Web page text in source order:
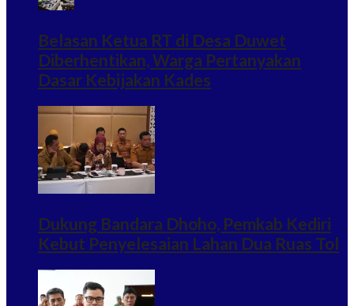
Belasan Ketua RT di Desa Duwet
Diberhentikan, Warga Pertanyakan
Dasar Kebijakan Kades
Dukung Bandara Dhoho, Pemkab Kediri
Kebut Penyelesaian Lahan Dua Ruas Tol